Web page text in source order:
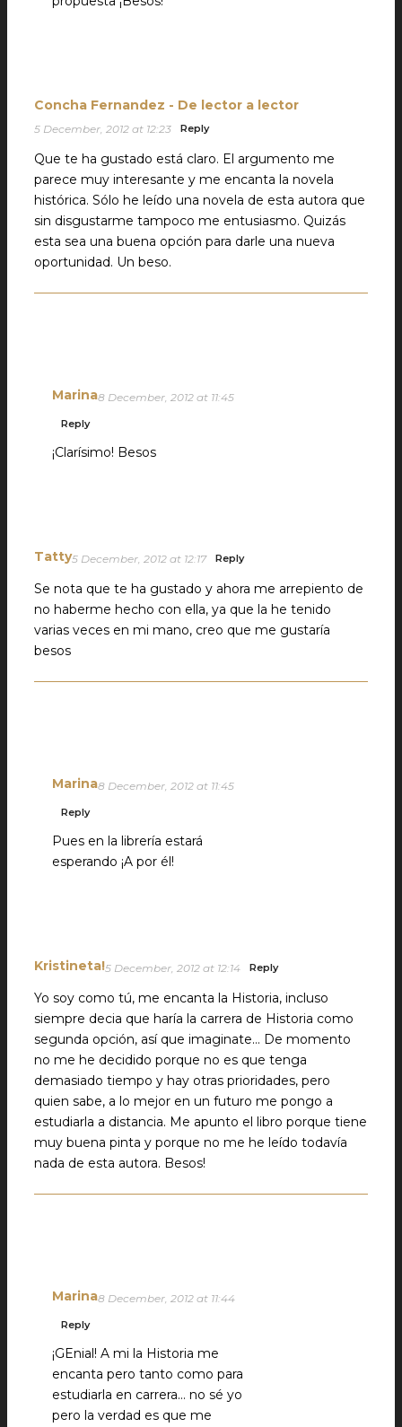
Concha Fernandez - De lector a lector
5 December, 2012 at 12:23 Reply
Que te ha gustado está claro. El argumento me
parece muy interesante y me encanta la novela
histórica. Sólo he leído una novela de esta autora que
sin disgustarme tampoco me entusiasmo. Quizás
esta sea una buena opción para darle una nueva
oportunidad. Un beso.
Marina8 December, 2012 at 11:45
Reply
¡Clarísimo! Besos
Tatty5 December, 2012 at 12:17 Reply
Se nota que te ha gustado y ahora me arrepiento de
no haberme hecho con ella, ya que la he tenido
varias veces en mi mano, creo que me gustaría
besos
Marina8 December, 2012 at 11:45
Reply
Pues en la librería estará
esperando ¡A por él!
Kristineta!5 December, 2012 at 12:14 Reply
Yo soy como tú, me encanta la Historia, incluso
siempre decia que haría la carrera de Historia como
segunda opción, así que imaginate… De momento
no me he decidido porque no es que tenga
demasiado tiempo y hay otras prioridades, pero
quien sabe, a lo mejor en un futuro me pongo a
estudiarla a distancia. Me apunto el libro porque tiene
muy buena pinta y porque no me he leído todavía
nada de esta autora. Besos!
Marina8 December, 2012 at 11:44
Reply
¡GEnial! A mi la Historia me
encanta pero tanto como para
estudiarla en carrera… no sé yo
pero la verdad es que me